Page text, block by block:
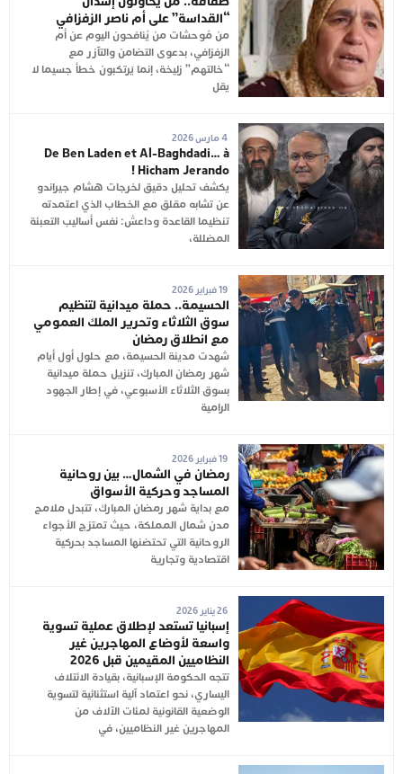
“القداسة” على أم ناصر الزفزافي
من مُوحشات من يُنافحون اليوم عن أم
الزفزافي، بدعوى التضامن والتآزر مع
“خالتهم” زليخة، إنما يَرتكبون خطأ جسيما لا
يقل
4 مارس 2026
De Ben Laden et Al-Baghdadi… à
Hicham Jerando !
يكشف تحليل دقيق لخرجات هشام جيراندو
عن تشابه مقلق مع الخطاب الذي اعتمدته
تنظيما القاعدة وداعش: نفس أساليب التعبئة
المضللة،
19 فبراير 2026
الحسيمة.. حملة ميدانية لتنظيم
سوق الثلاثاء وتحرير الملك العمومي
مع انطلاق رمضان
شهدت مدينة الحسيمة، مع حلول أول أيام
شهر رمضان المبارك، تنزيل حملة ميدانية
بسوق الثلاثاء الأسبوعي، في إطار الجهود
الرامية
19 فبراير 2026
رمضان في الشمال… بين روحانية
المساجد وحركية الأسواق
مع بداية شهر رمضان المبارك، تتبدل ملامح
مدن شمال المملكة، حيث تمتزج الأجواء
الروحانية التي تحتضنها المساجد بحركية
اقتصادية وتجارية
26 يناير 2026
إسبانيا تستعد لإطلاق عملية تسوية
واسعة لأوضاع المهاجرين غير
النظاميين المقيمين قبل 2026
تتجه الحكومة الإسبانية، بقيادة الائتلاف
اليساري، نحو اعتماد آلية استثنائية لتسوية
الوضعية القانونية لمئات الآلاف من
المهاجرين غير النظاميين، في